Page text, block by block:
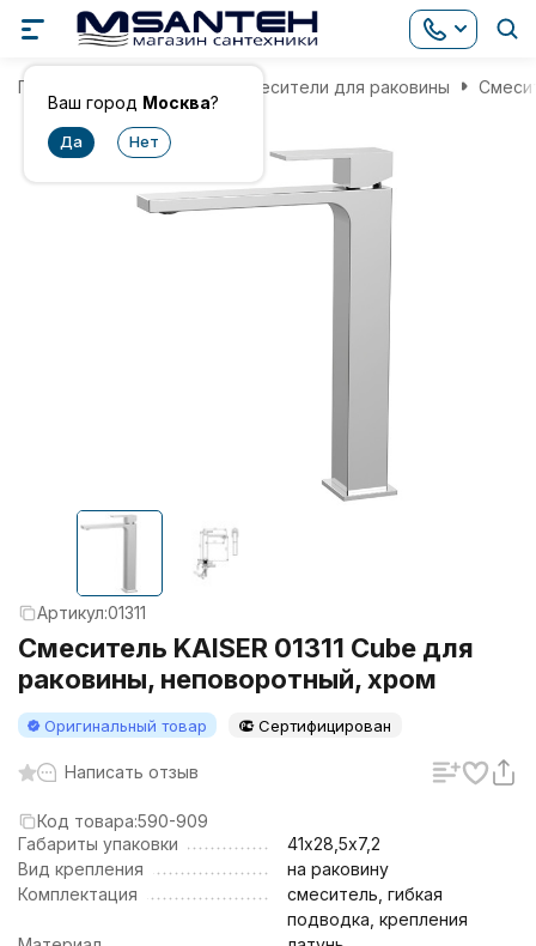
Ваш город Москва?
Главная Смесители для раковины
Артикул:01311
Смеситель KAISER 01311 Cube для
раковины, неповоротный, хром
Оригинальный товар Сертифицирован
Написать отзыв
Код товара:590-909
Габариты упаковки
41х28,5х7,2
Вид крепления
на раковину
Комплектация
смеситель, гибкая
подводка, крепления